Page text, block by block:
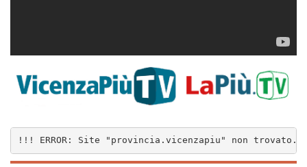
!!! ERROR: Site "provincia.vicenzapiu" non trovato..